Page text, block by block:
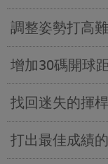
調整姿勢打高
增加30碼開球
找回迷失的揮桿
打出最佳成績